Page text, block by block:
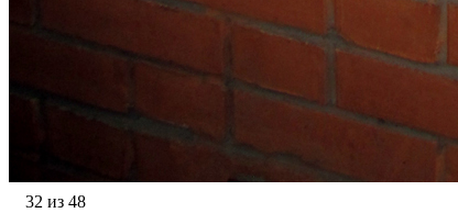
32 из 48